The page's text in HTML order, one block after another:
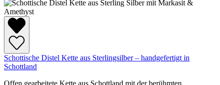
Schottische Distel Kette aus Sterlingsilber – handgefertigt in
Schottland